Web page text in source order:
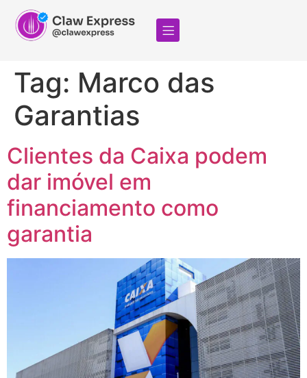
Tag: Marco das
Garantias
Clientes da Caixa podem
dar imóvel em
financiamento como
garantia